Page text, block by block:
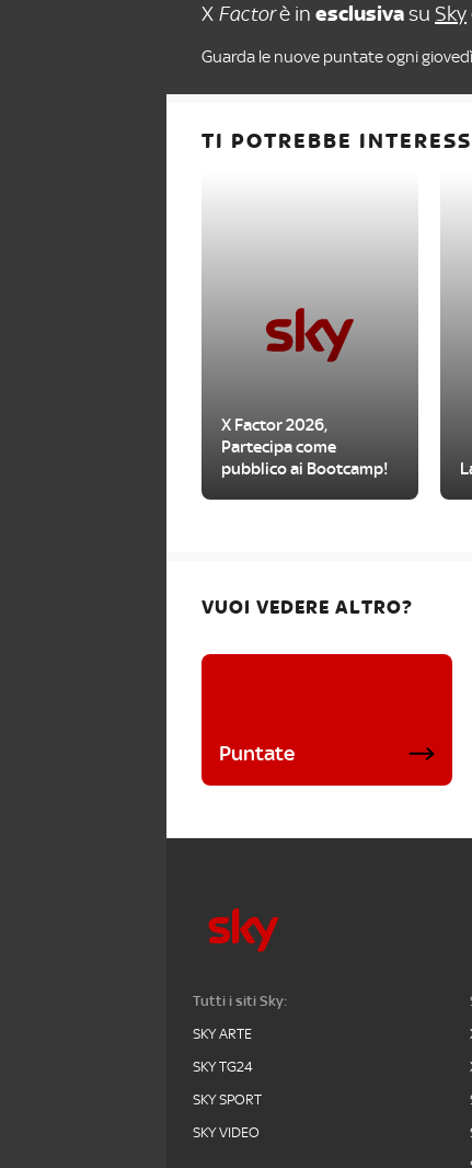
X Factorè in esclusivasu Sky
Guarda le nuove puntate ogni giovedì
TI POTREBBE
X Factor 2026,
Partecipa come
pubblico ai Bootcamp!
VUOI VEDERE ALTRO?
Puntate
Tutti i siti Sky:
SKY ARTE
SKY TG24
SKY SPORT
SKY VIDEO